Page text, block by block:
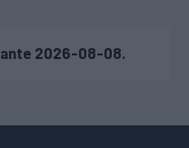
2026-08-08.